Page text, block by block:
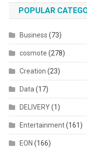
POPULAR
Business (73)
cosmote (278)
Creation (23)
Data(17)
DELIVERY(1)
Entertainment(161)
EON (166)